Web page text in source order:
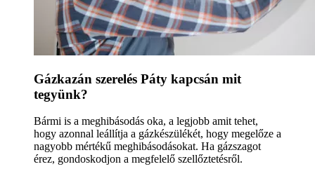
Gázkazán szerelés Páty kapcsán mit
tegyünk?
Bármi is a meghibásodás oka, a legjobb amit tehet,
hogy azonnal leállítja a gázkészülékét, hogy megelőze a
nagyobb mértékű meghibásodásokat. Ha gázszagot
érez, gondoskodjon a megfelelő szellőztetésről.